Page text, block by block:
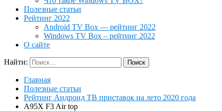
Полезные статьи
Рейтинг 2022
Android TV Box — рейтинг 2022
Windows TV Box – рейтинг 2022
О сайте
Найти:
Главная
Полезные статьи
Рейтинг Андроид ТВ приставок на лето 2020 года
A95X F3 Air top